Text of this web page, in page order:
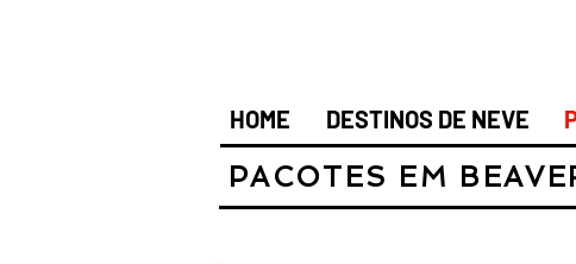
HOME DESTINOS DE NEVE
PACOTES EM